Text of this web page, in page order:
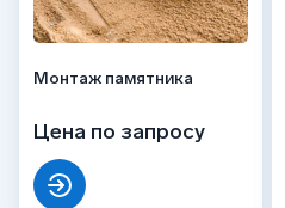
Монтаж памятника
Цена по запросу